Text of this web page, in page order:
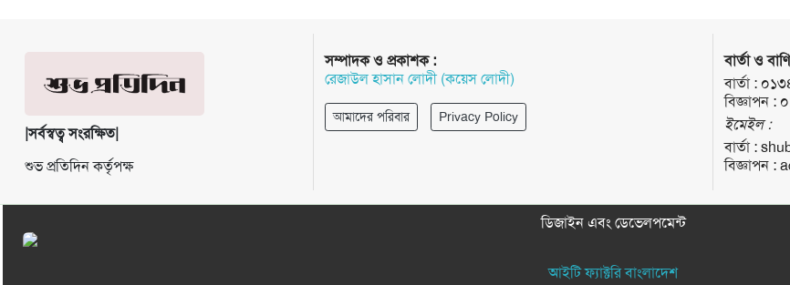
|সর্বস্বত্ব সংরক্ষিত|
শুভ প্রতিদিন কর্তৃপক্ষ
সম্পাদক ও প্রকাশক :
রেজাউল হাসান লোদী (কয়েস লোদী)
আমাদের পরিবার Privacy Policy
বার্তা ও
বার্তা :
বিজ্ঞাপন :
ইমেইল :
বার্তা :
বিজ্ঞাপন :
ডিজাইন এবং ডেভেলপমেন্ট
আইটি ফ্যাক্টরি বাংলাদেশ